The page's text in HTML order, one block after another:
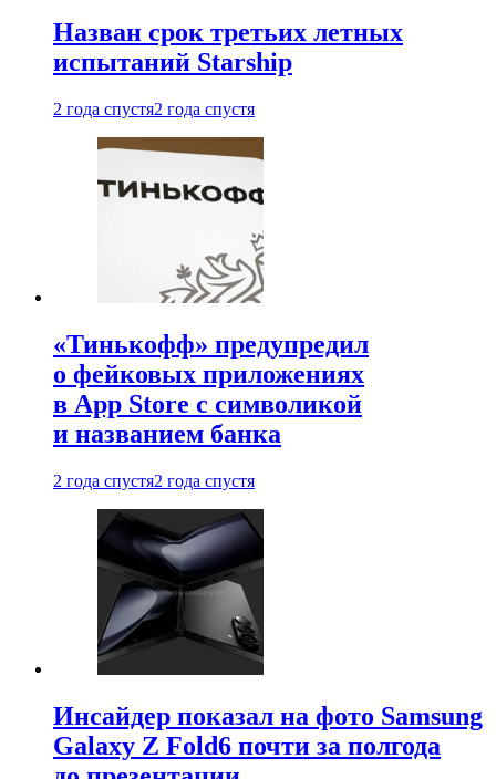
Назван срок третьих летных
испытаний Starship
2 года спустя2 года спустя
«Тинькофф» предупредил
о фейковых приложениях
в App Store с символикой
и названием банка
2 года спустя2 года спустя
Инсайдер показал на фото Samsung
Galaxy Z Fold6 почти за полгода